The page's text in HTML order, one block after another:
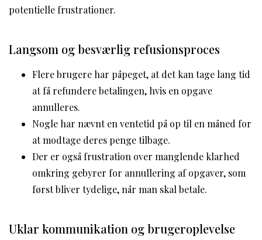
potentielle frustrationer.
Langsom og besværlig refusionsproces
Flere brugere har påpeget, at det kan tage lang tid
at få refundere betalingen, hvis en opgave
annulleres.
Nogle har nævnt en ventetid på op til en måned for
at modtage deres penge tilbage.
Der er også frustration over manglende klarhed
omkring gebyrer for annullering af opgaver, som
først bliver tydelige, når man skal betale.
Uklar kommunikation og brugeroplevelse